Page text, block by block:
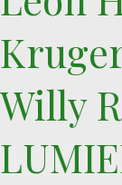
Willy